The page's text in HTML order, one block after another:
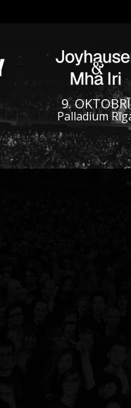
9. OKTOBRĪ
Palladium